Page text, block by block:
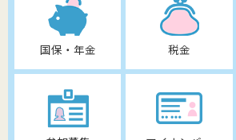
国保・年金 税金